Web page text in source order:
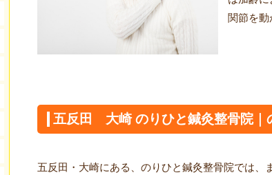
関節を動
五反田 大崎 のりひと鍼灸整骨院｜
五反田・大崎にある、のりひと鍼灸整骨院では、